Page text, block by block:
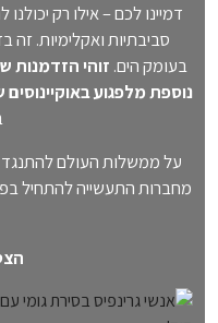
דמיינו לכם – אילו רק
סביבתיות ואקלימיות. זה
בעומק הים. זוהי הזדמנות
נוספת מלפגוע באוקיינוסים
על ממשלות העולם להתנגד
מחברות התעשייה להתחיל